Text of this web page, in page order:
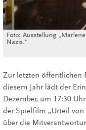
Foto: Ausstellung
Nazis.“
Zur letzten öffentlichen
diesem Jahr lädt der
Dezember, um 17:30
der Spielfilm „Urteil von
über die